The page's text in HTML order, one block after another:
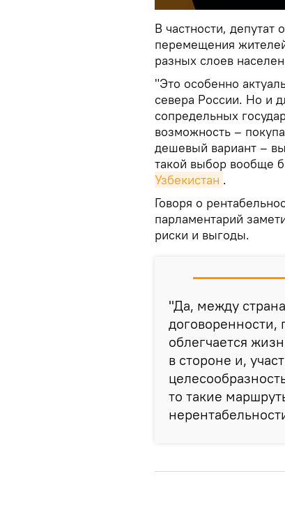
В частности, депутат
перемещения
разных слоев
"Это особенно
севера России. Но и
сопредельных
возможность –
дешевый вариант –
такой выбор вообще
Узбекистан .
Говоря о
парламентарий
риски и выгоды.
"Да, между
договоренности,
облегчается
в стороне и,
то такие